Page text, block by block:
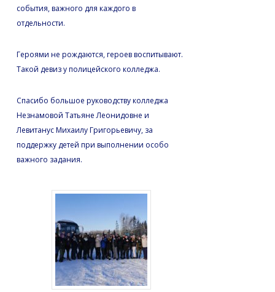
события, важного для каждого в
отдельности.
Героями не рождаются, героев воспитывают.
Такой девиз у полицейского колледжа.
Спасибо большое руководству колледжа
Незнамовой Татьяне Леонидовне и
Левитанус Михаилу Григорьевичу, за
поддержку детей при выполнении особо
важного задания.